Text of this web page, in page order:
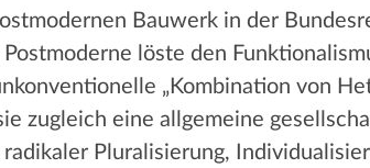
Bauwerk in der
löste den
„Kombination von
zugleich eine allgemeine
Pluralisierung,